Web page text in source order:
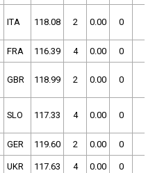
ITA 118.08 2 0.00 0
FRA 116.39 4 0.00 0
GBR 118.99 2 0.00 0
SLO 117.33 4 0.00 0
GER 119.60 2 0.00 0
UKR 117.63 4 0.00 0